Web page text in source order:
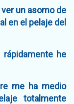
un asomo de
en el pelaje del
he
me ha medio
totalmente